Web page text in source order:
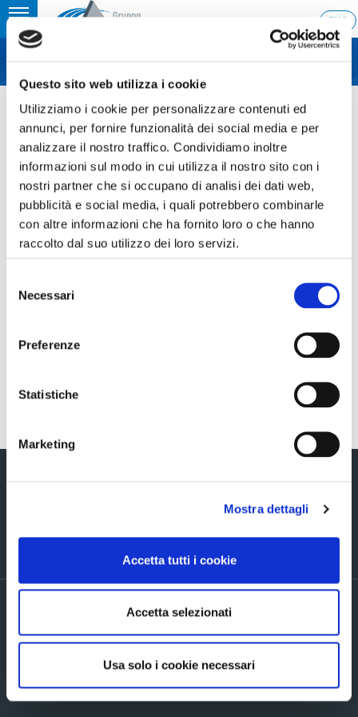
Questo sito web utilizza i cookie
Utilizziamo i cookie per personalizzare contenuti ed
annunci, per fornire funzionalità dei social media e per
analizzare il nostro traffico. Condividiamo inoltre
informazioni sul modo in cui utilizza il nostro sito con i
nostri partner che si occupano di analisi dei dati web,
pubblicità e social media, i quali potrebbero combinarle
con altre informazioni che ha fornito loro o che hanno
raccolto dal suo utilizzo dei loro servizi.
delNecessari
Preferenze
Statistiche
Marketing
Mostra dettagli
Accetta tutti i cookie
Accetta selezionati
Usa solo i cookie necessari
Toggle
navigation
MENU
ENG
Ultimo aggiornamento: 05/10/2015 15:02
05.10.2015
STAR CONFERENCE –
LONDON
Sezione download
Torna indietro
Via Verizzo, 1030 - 31053 Pieve di Soligo (TV) tel +39 0438 980098 fax +39
0438 82096 C.F. - P.I. - R.I. 03916270261
Cookie Policy